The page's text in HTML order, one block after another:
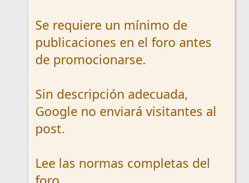
Se requiere un mínimo de
publicaciones en el foro antes
de promocionarse.
Sin descripción adecuada,
Google no enviará visitantes al
post.
Lee las normas completas del